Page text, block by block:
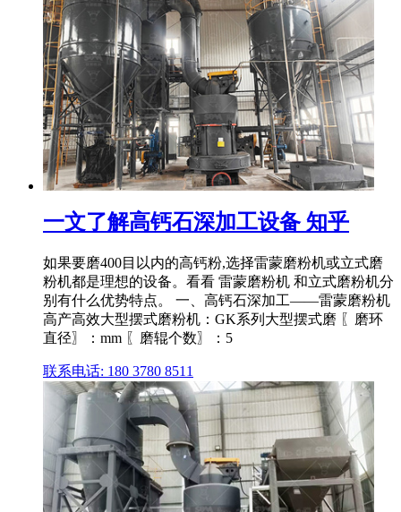
一文了解高钙石深加工设备 知乎
如果要磨400目以内的高钙粉,选择雷蒙磨粉机或立式磨
粉机都是理想的设备。看看 雷蒙磨粉机 和立式磨粉机分
别有什么优势特点。 一、高钙石深加工——雷蒙磨粉机
高产高效大型摆式磨粉机：GK系列大型摆式磨 〖磨环
直径〗：mm 〖磨辊个数〗：5
联系电话: 180 3780 8511